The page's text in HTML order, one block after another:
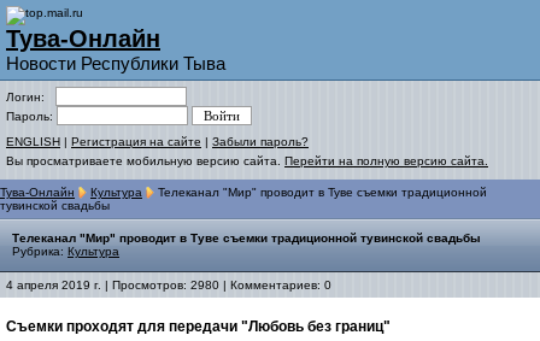
Тува-Онлайн
Новости Республики Тыва
Логин:
Пароль:
ENGLISH | Регистрация на сайте | Забыли пароль?
Вы просматриваете мобильную версию сайта. Перейти на полную версию сайта.
Тува-Онлайн Культура
Телеканал "Мир" проводит в Туве съемки традиционной
тувинской свадьбы
Телеканал "Мир" проводит в Туве съемки традиционной тувинской свадьбы
Рубрика: Культура
4 апреля 2019 г. | Просмотров: 2980 | Комментариев: 0
Съемки проходят для передачи "Любовь без границ"